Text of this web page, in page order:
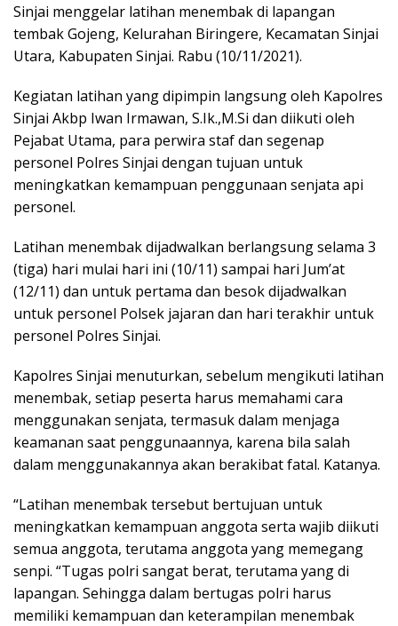
Sinjai menggelar latihan menembak di lapangan
tembak Gojeng, Kelurahan Biringere, Kecamatan Sinjai
Utara, Kabupaten Sinjai. Rabu (10/11/2021).
Kegiatan latihan yang dipimpin langsung oleh Kapolres
Sinjai Akbp Iwan Irmawan, S.Ik.,M.Si dan diikuti oleh
Pejabat Utama, para perwira staf dan segenap
personel Polres Sinjai dengan tujuan untuk
meningkatkan kemampuan penggunaan senjata api
personel.
Latihan menembak dijadwalkan berlangsung selama 3
(tiga) hari mulai hari ini (10/11) sampai hari Jum’at
(12/11) dan untuk pertama dan besok dijadwalkan
untuk personel Polsek jajaran dan hari terakhir untuk
personel Polres Sinjai.
Kapolres Sinjai menuturkan, sebelum mengikuti latihan
menembak, setiap peserta harus memahami cara
menggunakan senjata, termasuk dalam menjaga
keamanan saat penggunaannya, karena bila salah
dalam menggunakannya akan berakibat fatal. Katanya.
“Latihan menembak tersebut bertujuan untuk
meningkatkan kemampuan anggota serta wajib diikuti
semua anggota, terutama anggota yang memegang
senpi. “Tugas polri sangat berat, terutama yang di
lapangan. Sehingga dalam bertugas polri harus
memiliki kemampuan dan keterampilan menembak